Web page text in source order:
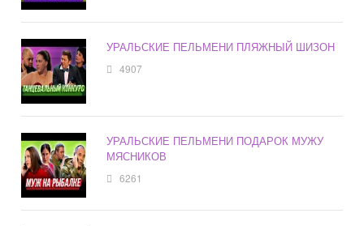
УРАЛЬСКИЕ ПЕЛЬМЕНИ ПЛЯЖНЫЙ ШИЗОН
4907
УРАЛЬСКИЕ ПЕЛЬМЕНИ ПОДАРОК МУЖУ
МЯСНИКОВ
6261